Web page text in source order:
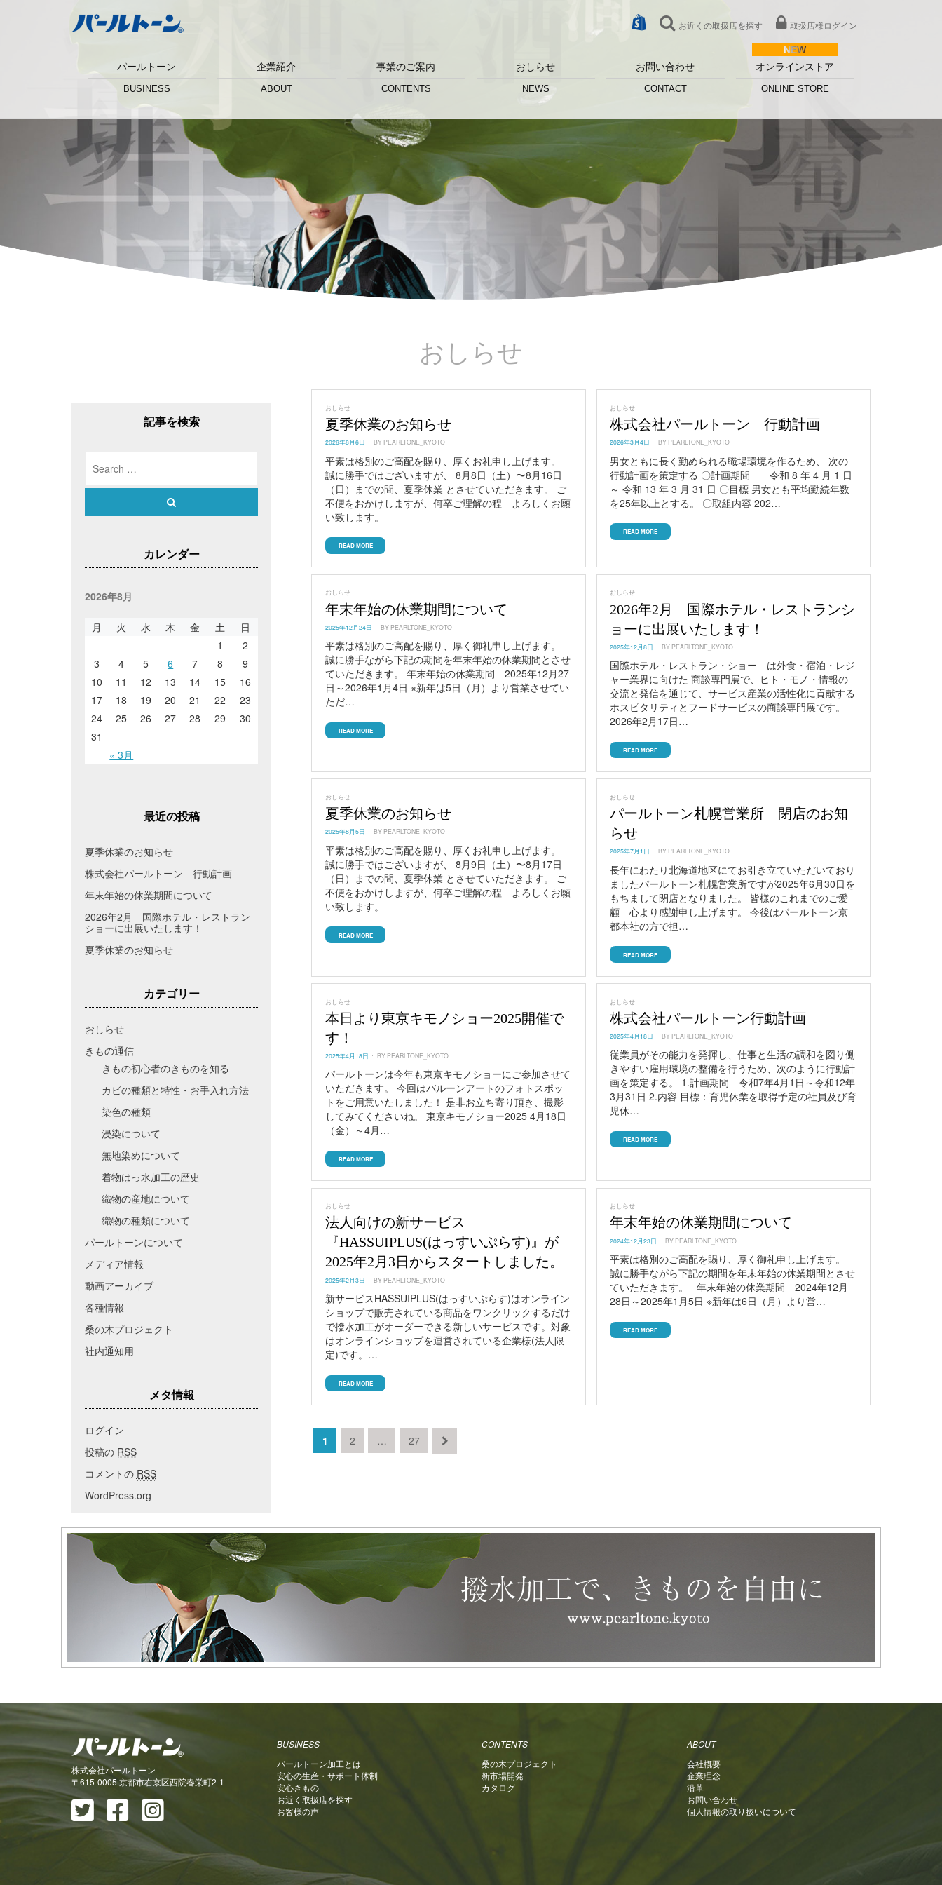
お近くの取扱店を探す 取扱店様ログイン
パールトーン
BUSINESS
企業紹介
ABOUT
事業のご案内
CONTENTS
おしらせ
NEWS
お問い合わせ
CONTACT
オンラインストア
ONLINE STORE
おしらせ
おしらせ
夏季休業のお知らせ
POSTED
2026年8月6日 BY PEARLTONE_KYOTO
平素は格別のご高配を賜り、厚くお礼申し上げます。
誠に勝手ではございますが、 8月8日（土）〜8月16日
（日）までの間、夏季休業 とさせていただきます。 ご
不便をおかけしますが、何卒ご理解の程 よろしくお願
い致します。
READ MORE
おしらせ
株式会社パールトーン 行動計画
POSTED
2026年3月4日 BY PEARLTONE_KYOTO
男⼥ともに⻑く勤められる職場環境を作るため、 次の
⾏動計画を策定する 〇計画期間 令和 8 年 4 月 1 日
～ 令和 13 年 3 月 31 日 〇目標 男⼥とも平均勤続年数
を25年以上とする。 〇取組内容 202…
READ MORE
おしらせ
年末年始の休業期間について
POSTED
2025年12月24日 BY PEARLTONE_KYOTO
平素は格別のご高配を賜り、厚く御礼申し上げます。
誠に勝手ながら下記の期間を年末年始の休業期間とさせ
ていただきます。 年末年始の休業期間 2025年12月27
日～2026年1月4日 ※新年は5日（月）より営業させてい
ただ…
READ MORE
おしらせ
2026年2月 国際ホテル・レストランシ
ョーに出展いたします！
POSTED
2025年12月8日 BY PEARLTONE_KYOTO
国際ホテル・レストラン・ショー は外食・宿泊・レジ
ャー業界に向けた 商談専門展で、ヒト・モノ・情報の
交流と発信を通じて、サービス産業の活性化に貢献する
ホスピタリティとフードサービスの商談専門展です。
2026年2月17日…
READ MORE
おしらせ
夏季休業のお知らせ
POSTED
2025年8月5日 BY PEARLTONE_KYOTO
平素は格別のご高配を賜り、厚くお礼申し上げます。
誠に勝手ではございますが、 8月9日（土）〜8月17日
（日）までの間、夏季休業 とさせていただきます。 ご
不便をおかけしますが、何卒ご理解の程 よろしくお願
い致します。
READ MORE
おしらせ
パールトーン札幌営業所 閉店のお知
らせ
POSTED
2025年7月1日 BY PEARLTONE_KYOTO
長年にわたり北海道地区にてお引き立ていただいており
ましたパールトーン札幌営業所ですが2025年6月30日を
もちまして閉店となりました。 皆様のこれまでのご愛
顧 心より感謝申し上げます。 今後はパールトーン京
都本社の方で担…
READ MORE
おしらせ
本日より東京キモノショー2025開催で
す！
POSTED
2025年4月18日 BY PEARLTONE_KYOTO
パールトーンは今年も東京キモノショーにご参加させて
いただきます。 今回はバルーンアートのフォトスポッ
トをご用意いたしました！ 是非お立ち寄り頂き、撮影
してみてくださいね。 東京キモノショー2025 4月18日
（金）～4月…
READ MORE
おしらせ
株式会社パールトーン行動計画
POSTED
2025年4月18日 BY PEARLTONE_KYOTO
従業員がその能力を発揮し、仕事と生活の調和を図り働
きやすい雇用環境の整備を行うため、次のように行動計
画を策定する。 1.計画期間 令和7年4月1日～令和12年
3月31日 2.内容 目標：育児休業を取得予定の社員及び育
児休…
READ MORE
おしらせ
法人向けの新サービス
『HASSUIPLUS(はっすいぷらす)』が
2025年2月3日からスタートしました。
POSTED
2025年2月3日 BY PEARLTONE_KYOTO
新サービスHASSUIPLUS(はっすいぷらす)はオンライン
ショップで販売されている商品をワンクリックするだけ
で撥水加工がオーダーできる新しいサービスです。対象
はオンラインショップを運営されている企業様(法人限
定)です。…
READ MORE
おしらせ
年末年始の休業期間について
POSTED
2024年12月23日 BY PEARLTONE_KYOTO
平素は格別のご高配を賜り、厚く御礼申し上げます。
誠に勝手ながら下記の期間を年末年始の休業期間とさせ
ていただきます。 年末年始の休業期間 2024年12月
28日～2025年1月5日 ※新年は6日（月）より営…
READ MORE
投
稿
ゲ
シ
ョ
PAGE
1 PAGE
2 … PAGE
27
NEXT
PAGE
記事を検索
for:
カレンダー
2026年8月
月 火 水 木 金 土 日
« 3月
1
2
3
4 5 6 7 8
9
10
11 12 13 14 15
16
17
18 19 20 21 22
23
24
25 26 27 28 29
30
31
最近の投稿
夏季休業のお知らせ
株式会社パールトーン 行動計画
年末年始の休業期間について
2026年2月 国際ホテル・レストラン
ショーに出展いたします！
夏季休業のお知らせ
カテゴリー
おしらせ
きもの通信
きもの初心者のきものを知る
カビの種類と特性・お手入れ方法
染色の種類
浸染について
無地染めについて
着物はっ水加工の歴史
織物の産地について
織物の種類について
パールトーンについて
メディア情報
動画アーカイブ
各種情報
桑の木プロジェクト
社内通知用
メタ情報
ログイン
投稿の RSS
コメントの RSS
WordPress.org
株式会社パールトーン
〒615-0005 京都市右京区西院春栄町2-1
BUSINESS
パールトーン加工とは
安心の生産・サポート体制
安心きもの
お近く取扱店を探す
お客様の声
CONTENTS
桑の木プロジェクト
新市場開発
カタログ
ABOUT
会社概要
企業理念
沿革
お問い合わせ
個人情報の取り扱いについて